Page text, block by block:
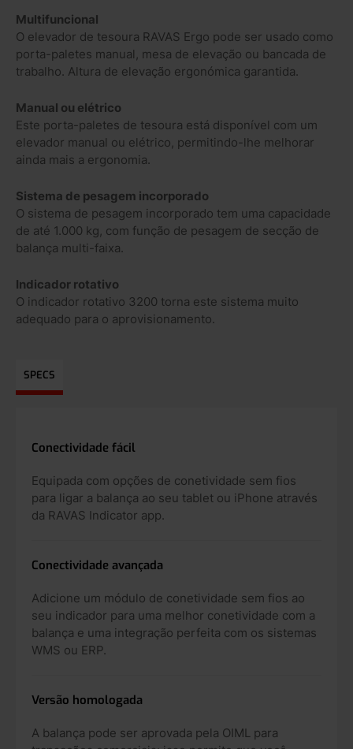
Multifuncional
O elevador de tesoura RAVAS Ergo pode ser usado como
porta-paletes manual, mesa de elevação ou bancada de
trabalho. Altura de elevação ergonómica garantida.
Manual ou elétrico
Este porta-paletes de tesoura está disponível com um
elevador manual ou elétrico, permitindo-lhe melhorar
ainda mais a ergonomia.
Sistema de pesagem incorporado
O sistema de pesagem incorporado tem uma capacidade
de até 1.000 kg, com função de pesagem de secção de
balança multi-faixa.
Indicador rotativo
O indicador rotativo 3200 torna este sistema muito
adequado para o aprovisionamento.
SPECS
Conectividade fácil
Equipada com opções de conetividade sem fios
para ligar a balança ao seu tablet ou iPhone através
da RAVAS Indicator app.
Conectividade avançada
Adicione um módulo de conetividade sem fios ao
seu indicador para uma melhor conetividade com a
balança e uma integração perfeita com os sistemas
WMS ou ERP.
Versão homologada
A balança pode ser aprovada pela OIML para